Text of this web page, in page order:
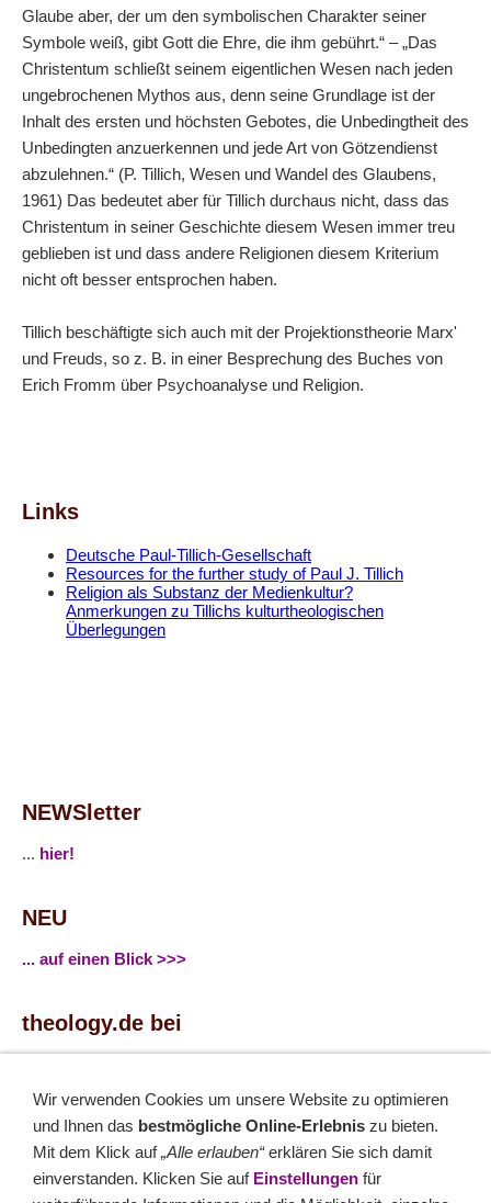
Glaube aber, der um den symbolischen Charakter seiner
Symbole weiß, gibt Gott die Ehre, die ihm gebührt.“ – „Das
Christentum schließt seinem eigentlichen Wesen nach jeden
ungebrochenen Mythos aus, denn seine Grundlage ist der
Inhalt des ersten und höchsten Gebotes, die Unbedingtheit des
Unbedingten anzuerkennen und jede Art von Götzendienst
abzulehnen.“ (P. Tillich, Wesen und Wandel des Glaubens,
1961) Das bedeutet aber für Tillich durchaus nicht, dass das
Christentum in seiner Geschichte diesem Wesen immer treu
geblieben ist und dass andere Religionen diesem Kriterium
nicht oft besser entsprochen haben.
Tillich beschäftigte sich auch mit der Projektionstheorie Marx'
und Freuds, so z. B. in einer Besprechung des Buches von
Erich Fromm über Psychoanalyse und Religion.
Links
Deutsche Paul-Tillich-Gesellschaft
Resources for the further study of Paul J. Tillich
Religion als Substanz der Medienkultur?
Anmerkungen zu Tillichs kulturtheologischen
Überlegungen
NEWSletter
... hier!
NEU
... auf einen Blick >>>
theology.de bei
... Twitter
Monatsrätsel
Rätseln & Gewinnen!
Wir verwenden Cookies um unsere Website zu optimieren
und Ihnen das bestmögliche Online-Erlebnis zu bieten.
Mit dem Klick auf„Alle erlauben“erklären Sie sich damit
einverstanden. Klicken Sie auf Einstellungen für